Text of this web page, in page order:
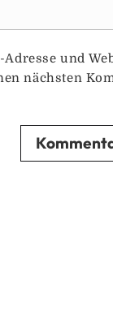
Adresse und
nächsten